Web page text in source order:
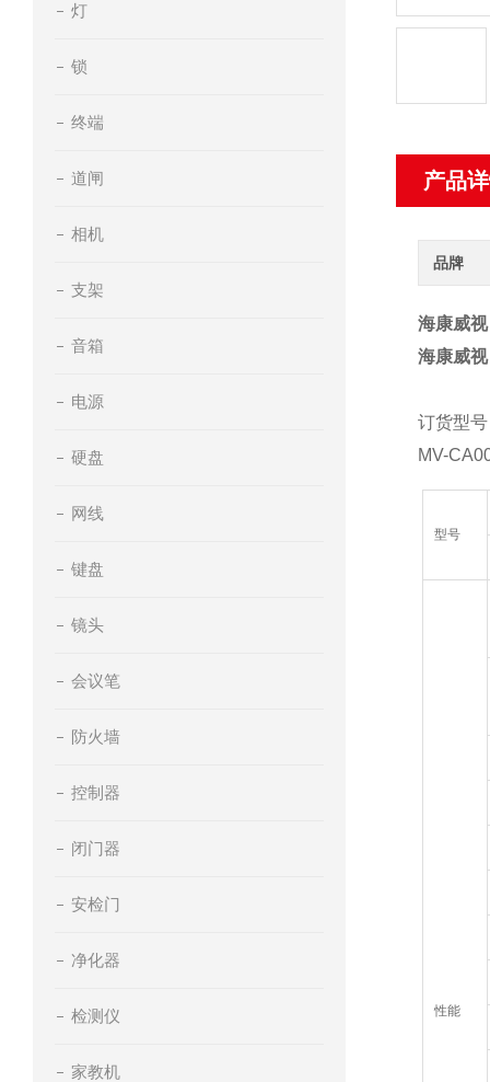
灯
锁
终端
道闸
相机
支架
音箱
电源
硬盘
网线
键盘
镜头
会议笔
防火墙
控制器
闭门器
安检门
净化器
检测仪
家教机
产品
品牌
海康威
海康威
订货型号
MV-
型号
性能